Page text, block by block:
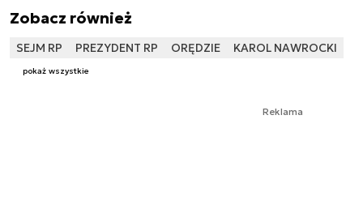
Zobacz również
SEJM RP PREZYDENT RP ORĘDZIE KAROL NAWROCKI
pokaż wszystkie
Reklama